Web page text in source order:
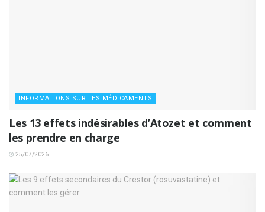
INFORMATIONS SUR LES MÉDICAMENTS
Les 13 effets indésirables d’Atozet et comment
les prendre en charge
25/07/2026